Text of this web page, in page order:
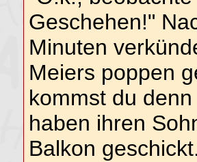
Geschehen!"
Minuten
Meiers poppen
kommst du
haben ihren
Balkon